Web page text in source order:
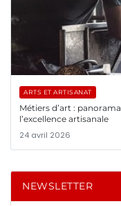
ARTS ET ARTISANAT
Métiers d’art :
l’excellence artisanale
24 avril 2026
NEWSLETTER